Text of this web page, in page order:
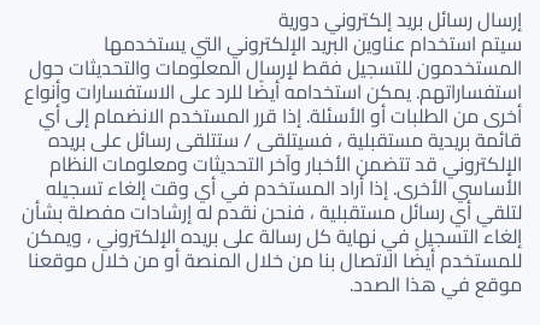
إرسال رسائل بريد إلكتروني دورية
سيتم استخدام عناوين البريد الإلكتروني التي يستخدمها
المستخدمون للتسجيل فقط لإرسال المعلومات والتحديثات حول
استفساراتهم. يمكن استخدامه أيضًا للرد على الاستفسارات وأنواع
أخرى من الطلبات أو الأسئلة. إذا قرر المستخدم الانضمام إلى أي
قائمة بريدية مستقبلية ، فسيتلقى / ستتلقى رسائل على بريده
الإلكتروني قد تتضمن الأخبار وآخر التحديثات ومعلومات النظام
الأساسي الأخرى. إذا أراد المستخدم في أي وقت إلغاء تسجيله
لتلقي أي رسائل مستقبلية ، فنحن نقدم له إرشادات مفصلة بشأن
إلغاء التسجيل في نهاية كل رسالة على بريده الإلكتروني ، ويمكن
للمستخدم أيضًا الاتصال بنا من خلال المنصة أو من خلال موقعنا
موقع في هذا الصدد.